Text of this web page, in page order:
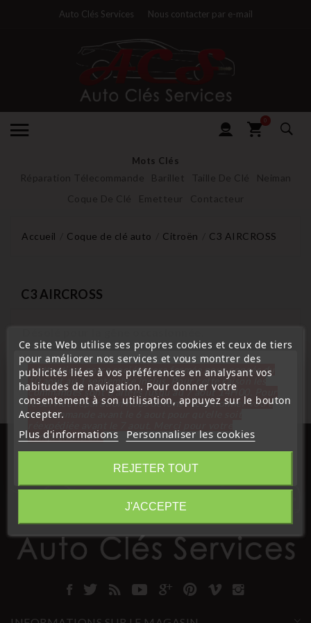
Auto Clés Services Nous contacter par e-mail
0
Mots Clés
Réparation Télecommande Barillet Taille De Clé
Neiman
Coque De Clé
Emetteur Contacteur
Accueil Coque de clé auto Citroën C3 AIRCROSS
C3 AIRCROSS
Cherchez à nouveau ce que vous cherchez
Ce site Web utilise ses propres cookies et ceux de tiers
pour améliorer nos services et vous montrer des
publicités liées à vos préférences en analysant vos
habitudes de navigation. Pour donner votre
consentement à son utilisation, appuyez sur le bouton
Accepter.
Plus d'informations Personnaliser les cookies
REJETER TOUT
J'ACCEPTE
« Attention, notre société sera fermée pour congés du
10 aout au 1 septembre inclus. Pour cette raison les
commandes sont traitées jusqu'au 7 aout 14H00. Pour
le service réparation nous devons réceptionner votre
télécommande avant le 6 aout pour qu'elle soit
compréhension»
Fermer
Information